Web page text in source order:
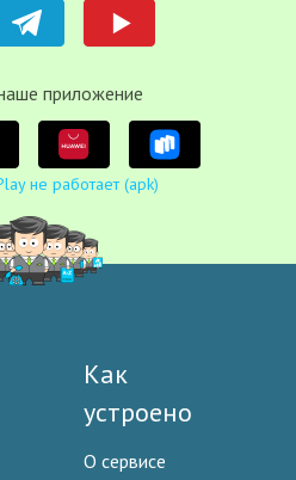
приложение
не работает (apk)
Как
устроено
О сервисе